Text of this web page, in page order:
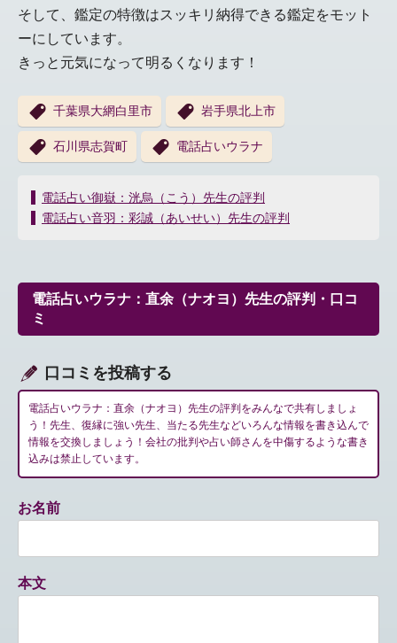
そして、鑑定の特徴はスッキリ納得できる鑑定をモット
ーにしています。
きっと元気になって明るくなります！
千葉県大網白里市 岩手県北上市
石川県志賀町 電話占いウラナ
投
稿
ー
シ
ョ
電話占い御嶽：洸烏（こう）先生の評判
電話占い音羽：彩誠（あいせい）先生の評判
電話占いウラナ：直余（ナオヨ）先生の評判・口コ
ミ
口コミを投稿する
電話占いウラナ：直余（ナオヨ）先生の評判をみんなで共有しましょ
う！先生、復縁に強い先生、当たる先生などいろんな情報を書き込んで
情報を交換しましょう！会社の批判や占い師さんを中傷するような書き
込みは禁止しています。
お名前
本文